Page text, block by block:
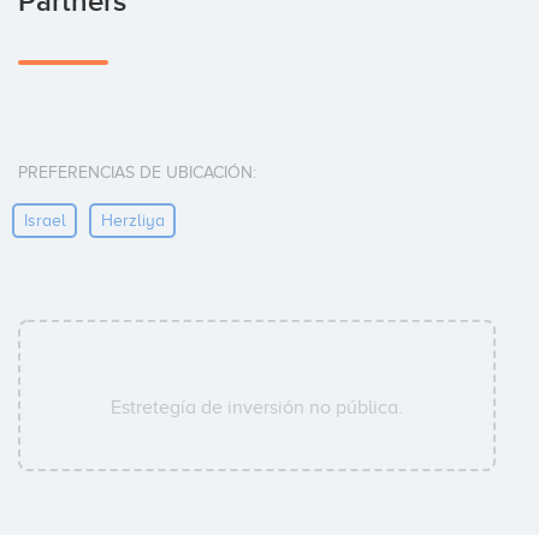
PREFERENCIAS DE UBICACIÓN:
Israel Herzliya
Estretegía de inversión no pública.